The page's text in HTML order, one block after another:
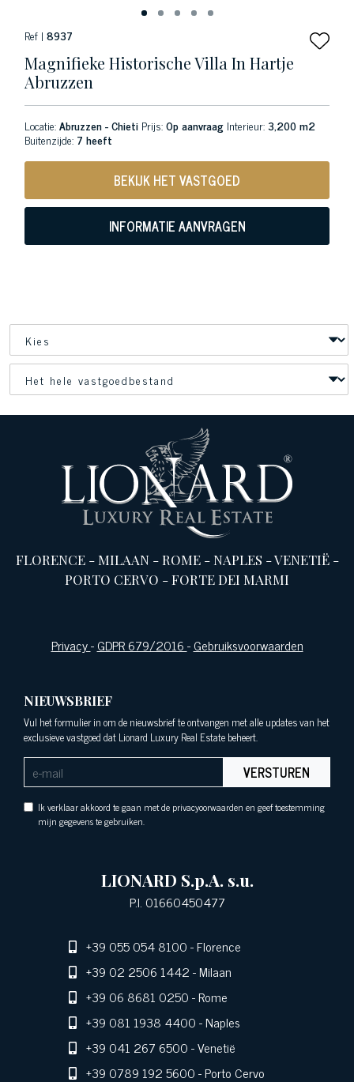
Ref | 8937
Magnifieke Historische Villa In Hartje
Abruzzen
Locatie:Abruzzen - Chieti Prijs:Op aanvraag Interieur:3,200 m2
Buitenzijde: 7 heeft
BEKIJK HET VASTGOED
INFORMATIE AANVRAGEN
FLORENCE-MILAAN-ROME-NAPLES -VENETIË-
PORTO CERVO -FORTE DEI MARMI
Privacy-GDPR 679/2016-Gebruiksvoorwaarden
NIEUWSBRIEF
Vul het formulier in om de nieuwsbrief te ontvangen met alle updates van het
exclusieve vastgoed dat Lionard Luxury Real Estate beheert.
VERSTUREN
Ik verklaar akkoord te gaan met de privacyoorwaarden en geef toestemming
mijn gegevens te gebruiken.
LIONARD S.p.A. s.u.
P.I. 01660450477
+39 055 054 8100- Florence
+39 02 2506 1442- Milaan
+39 06 8681 0250- Rome
+39 081 1938 4400- Naples
+39 041 267 6500- Venetië
+39 0789 192 5600- Porto Cervo